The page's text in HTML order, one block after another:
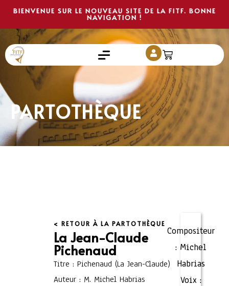
BIENVENUE SUR LE NOUVEAU SITE DE LA FITF. BONNE
NAVIGATION !
PARTOTHÈQUE
< RETOUR À LA PARTOTHÈQUE
La Jean-Claude
Pichenaud
Titre : Pichenaud (La Jean-Claude)
Auteur : M. Michel Habrias
Compositeur
: Michel
Habrias
Voix :